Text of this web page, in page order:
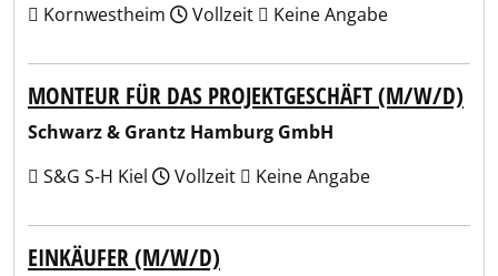
Kornwestheim Vollzeit Keine Angabe
MONTEUR FÜR DAS PROJEKTGESCHÄFT (M/W/D)
Schwarz & Grantz Hamburg GmbH
S&G S-H Kiel
Vollzeit Keine Angabe
EINKÄUFER (M/W/D)